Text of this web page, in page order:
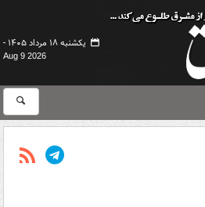
یکشنبه ۱۸ مرداد ۱۴۰۵ -
Aug 9 2026